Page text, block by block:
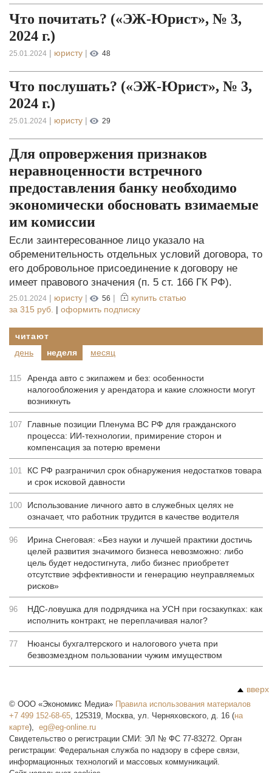
Что почитать? («ЭЖ-Юрист», № 3,
2024 г.)
25.01.2024 | юристу | 48
Что послушать? («ЭЖ-Юрист», № 3,
2024 г.)
25.01.2024 | юристу | 29
Для опровержения признаков
неравноценности встречного
предоставления банку необходимо
экономически обосновать взимаемые
им комиссии
Если заинтересованное лицо указало на
обременительность отдельных условий договора, то
его добровольное присоединение к договору не
имеет правового значения (п. 5 ст. 166 ГК РФ).
25.01.2024 | юристу | 56 |
купить статью
за 315 руб. | оформить подписку
читают
день
неделя месяц
115
Аренда авто с экипажем и без: особенности
налогообложения у арендатора и какие сложности могут
возникнуть
107
Главные позиции Пленума ВС РФ для гражданского
процесса: ИИ-технологии, примирение сторон и
компенсация за потерю времени
101
КС РФ разграничил срок обнаружения недостатков товара
и срок исковой давности
100
Использование личного авто в служебных целях не
означает, что работник трудится в качестве водителя
96
Ирина Снеговая: «Без науки и лучшей практики достичь
целей развития значимого бизнеса невозможно: либо
цель будет недостигнута, либо бизнес приобретет
отсутствие эффективности и генерацию неуправляемых
рисков»
96
НДС-ловушка для подрядчика на УСН при госзакупках: как
исполнить контракт, не переплачивая налог?
77
Нюансы бухгалтерского и налогового учета при
безвозмездном пользовании чужим имуществом
вверх
© ООО «Экономикс Медиа» Правила использования материалов
+7 499 152-68-65, 125319, Москва, ул. Черняховского, д. 16 (на
карте),
Свидетельство о регистрации СМИ: ЭЛ № ФС 77-83272. Орган
регистрации: Федеральная служба по надзору в сфере связи,
информационных технологий и массовых коммуникаций.